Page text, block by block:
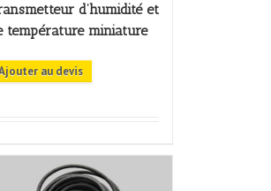
d’humidité et
température miniature
au devis